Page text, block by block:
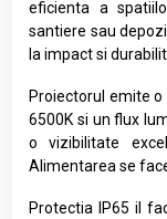
eficienta a
santiere sau
la impact si
Proiectorul emite
6500K si un flux
o vizibilitate
Alimentarea se
Protectia IP65 il